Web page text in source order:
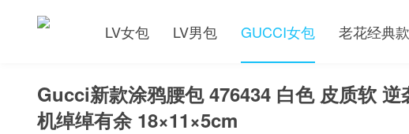
LV女包 LV男包 GUCCI女包 老花经典款
Gucci新款涂鸦腰包 476434 白色 皮质软
机绰绰有余 18×11×5cm